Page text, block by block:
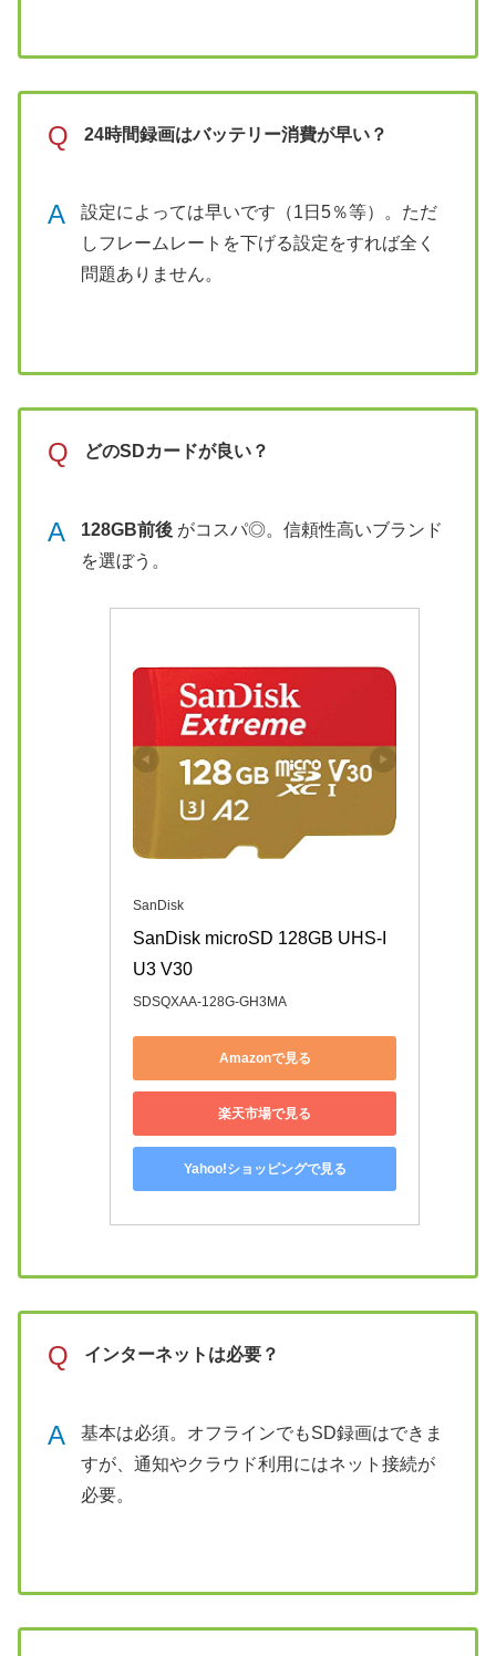
Q 24時間録画はバッテリー消費が早い？
A
設定によっては早いです（1日5％等）。ただ
しフレームレートを下げる設定をすれば全く
問題ありません。
Q どのSDカードが良い？
A 128GB前後 がコスパ◎。信頼性高いブランド
を選ぼう。
SanDisk
SanDisk microSD 128GB UHS-I
U3 V30
SDSQXAA-128G-GH3MA
Amazonで見る
楽天市場で見る
Yahoo!ショッピングで見る
Q インターネットは必要？
A
基本は必須。オフラインでもSD録画はできま
すが、通知やクラウド利用にはネット接続が
必要。